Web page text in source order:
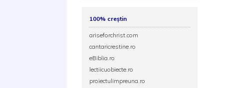
100% creștin
ariseforchrist.com
cantaricrestine.ro
eBiblia.ro
lectiicuobiecte.ro
proiectulimpreuna.ro